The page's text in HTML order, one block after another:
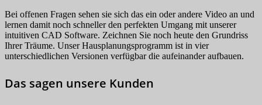
Bei offenen Fragen sehen sie sich das ein oder andere Video an und
lernen damit noch schneller den perfekten Umgang mit unserer
intuitiven CAD Software. Zeichnen Sie noch heute den Grundriss
Ihrer Träume. Unser Hausplanungsprogramm ist in vier
unterschiedlichen Versionen verfügbar die aufeinander aufbauen.
Das sagen unsere Kunden